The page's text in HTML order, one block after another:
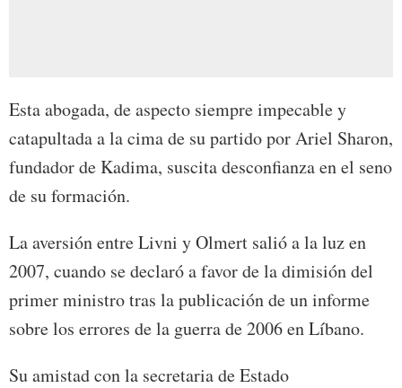
Esta abogada, de aspecto siempre impecable y
catapultada a la cima de su partido por Ariel Sharon,
fundador de Kadima, suscita desconfianza en el seno
de su formación.
La aversión entre Livni y Olmert salió a la luz en
2007, cuando se declaró a favor de la dimisión del
primer ministro tras la publicación de un informe
sobre los errores de la guerra de 2006 en Líbano.
Su amistad con la secretaria de Estado